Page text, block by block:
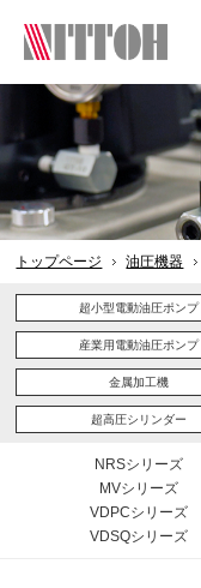
トップページ 油圧機器
超小型電動油圧ポンプ
産業用電動油圧ポンプ
金属加工機
超高圧シリンダー
NRSシリーズ
MVシリーズ
VDPCシリーズ
VDSQシリーズ